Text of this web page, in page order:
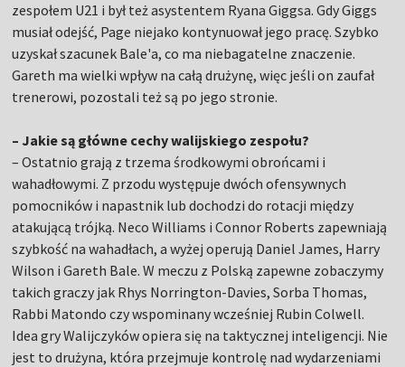
zespołem U21 i był też asystentem Ryana Giggsa. Gdy Giggs
musiał odejść, Page niejako kontynuował jego pracę. Szybko
uzyskał szacunek Bale'a, co ma niebagatelne znaczenie.
Gareth ma wielki wpływ na całą drużynę, więc jeśli on zaufał
trenerowi, pozostali też są po jego stronie.
– Jakie są główne cechy walijskiego zespołu?
– Ostatnio grają z trzema środkowymi obrońcami i
wahadłowymi. Z przodu występuje dwóch ofensywnych
pomocników i napastnik lub dochodzi do rotacji między
atakującą trójką. Neco Williams i Connor Roberts zapewniają
szybkość na wahadłach, a wyżej operują Daniel James, Harry
Wilson i Gareth Bale. W meczu z Polską zapewne zobaczymy
takich graczy jak Rhys Norrington-Davies, Sorba Thomas,
Rabbi Matondo czy wspominany wcześniej Rubin Colwell.
Idea gry Walijczyków opiera się na taktycznej inteligencji. Nie
jest to drużyna, która przejmuje kontrolę nad wydarzeniami